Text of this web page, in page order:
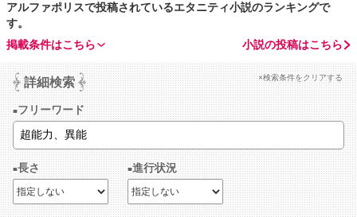
アルファポリスで投稿されているエタニティ小説のランキングで
す。
小説の投稿はこちら
掲載条件はこちら
詳細検索 ×検索条件をクリアする
フリーワード
長さ 進行状況